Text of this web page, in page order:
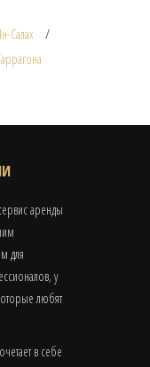
Салах
аренды
для
у
любят
в себе